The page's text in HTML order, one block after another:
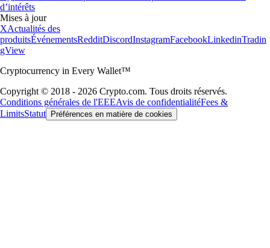
d’intérêts
Mises à jour
XActualités des
produitsÉvénementsRedditDiscordInstagramFacebookLinkedinTradin
gView
Cryptocurrency in Every Wallet™
Copyright © 2018 - 2026 Crypto.com. Tous droits réservés.
Conditions générales de l'EEEAvis de confidentialitéFees &
LimitsStatut Préférences en matière de cookies